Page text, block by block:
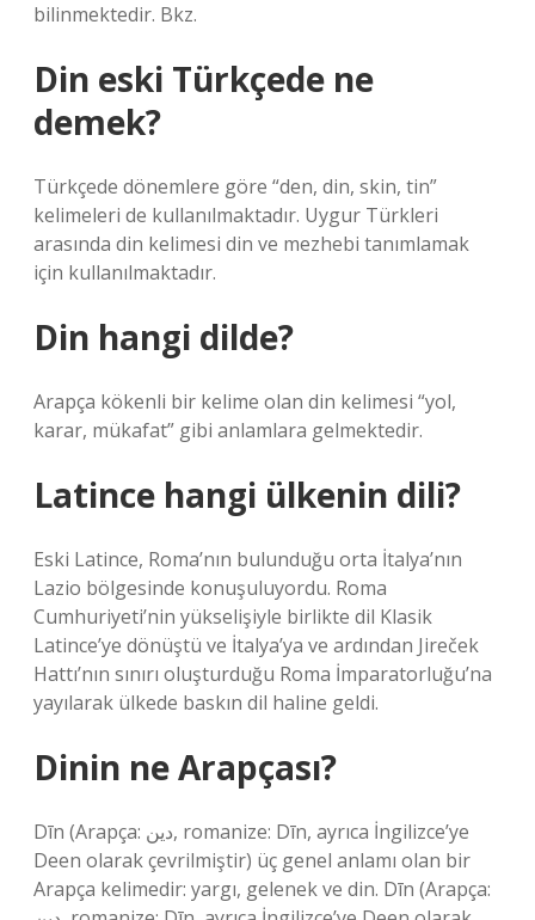
bilinmektedir. Bkz.
Din eski Türkçede ne
demek?
Türkçede dönemlere göre “den, din, skin, tin”
kelimeleri de kullanılmaktadır. Uygur Türkleri
arasında din kelimesi din ve mezhebi tanımlamak
için kullanılmaktadır.
Din hangi dilde?
Arapça kökenli bir kelime olan din kelimesi “yol,
karar, mükafat” gibi anlamlara gelmektedir.
Latince hangi ülkenin dili?
Eski Latince, Roma’nın bulunduğu orta İtalya’nın
Lazio bölgesinde konuşuluyordu. Roma
Cumhuriyeti’nin yükselişiyle birlikte dil Klasik
Latince’ye dönüştü ve İtalya’ya ve ardından Jireček
Hattı’nın sınırı oluşturduğu Roma İmparatorluğu’na
yayılarak ülkede baskın dil haline geldi.
Dinin ne Arapçası?
Dīn (Arapça: دين‎, romanize: Dīn, ayrıca İngilizce’ye
Deen olarak çevrilmiştir) üç genel anlamı olan bir
Arapça kelimedir: yargı, gelenek ve din. Dīn (Arapça: